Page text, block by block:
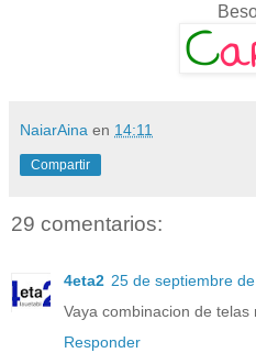
NaiarAina en 14:11
Compartir
29 comentarios:
4eta2 25 de septiembre
Vaya combinacion de
Responder